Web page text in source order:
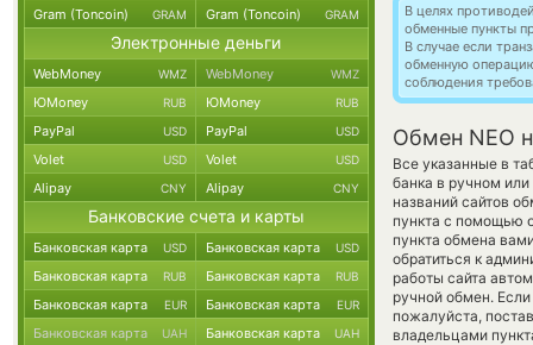
В целях
обменные пункты
В случае если
обменную
соблюдения
Обмен NEO
Все указанные в
банка в ручном
названий сайтов
пункта с помощью
пункта обмена
обратиться к
работы сайта
ручной обмен.
пожалуйста,
владельцами
Gram (Toncoin) GRAM Gram (Toncoin) GRAM
Электронные деньги
WebMoney WMZ WebMoney WMZ
ЮMoney RUB ЮMoney RUB
PayPal USD PayPal USD
Volet USD Volet USD
Alipay CNY Alipay CNY
Банковские счета и карты
Банковская карта USD Банковская карта USD
Банковская карта RUB Банковская карта RUB
Банковская карта EUR Банковская карта EUR
Банковская карта UAH Банковская карта UAH